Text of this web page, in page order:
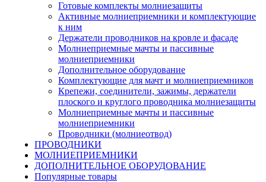
Готовые комплекты молниезащиты
Активные молниеприемники и комплектующие
к ним
Держатели проводников на кровле и фасаде
Молниеприемные мачты и пассивные
молниеприемники
Дополнительное оборудование
Комплектующие для мачт и молниеприемников
Крепежи, соединители, зажимы, держатели
плоского и круглого проводника молниезащиты
Молниеприемные мачты и пассивные
молниеприемники
Проводники (молниеотвод)
ПРОВОДНИКИ
МОЛНИЕПРИЕМНИКИ
ДОПОЛНИТЕЛЬНОЕ ОБОРУДОВАНИЕ
Популярные товары